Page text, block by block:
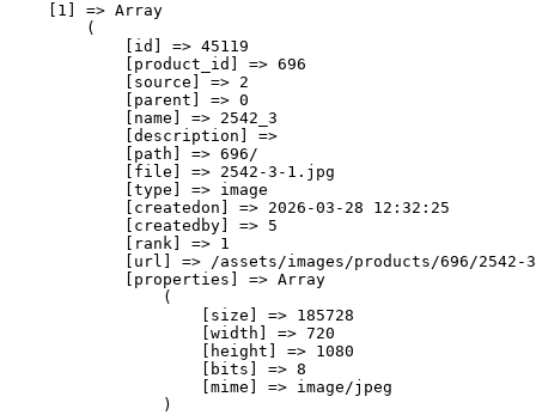
    [1] => Array
        (
            [id] => 45119
            [product_id] => 696
            [source] => 2
            [parent] => 0
            [name] => 2542_3
            [description] =>
            [path] => 696/
            [file] => 2542-3-1.jpg
            [type] => image
            [createdon] => 2026-03-28 12:32:25
            [createdby] => 5
            [rank] => 1
[url] => /assets/images/products/696/2542-
            [properties] => Array
                (
                    [size] => 185728
                    [width] => 720
                    [height] => 1080
                    [bits] => 8
                    [mime] => image/jpeg
                )